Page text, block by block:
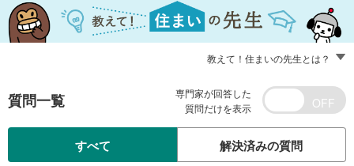
教えて！住まいの先生とは？
質問一覧
専門家が回答した
質問だけを表示
すべて 解決済みの質問